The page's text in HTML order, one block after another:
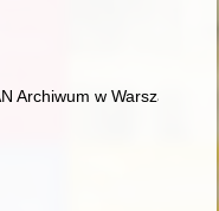
na emigracji
Archiwum w Warszawie,